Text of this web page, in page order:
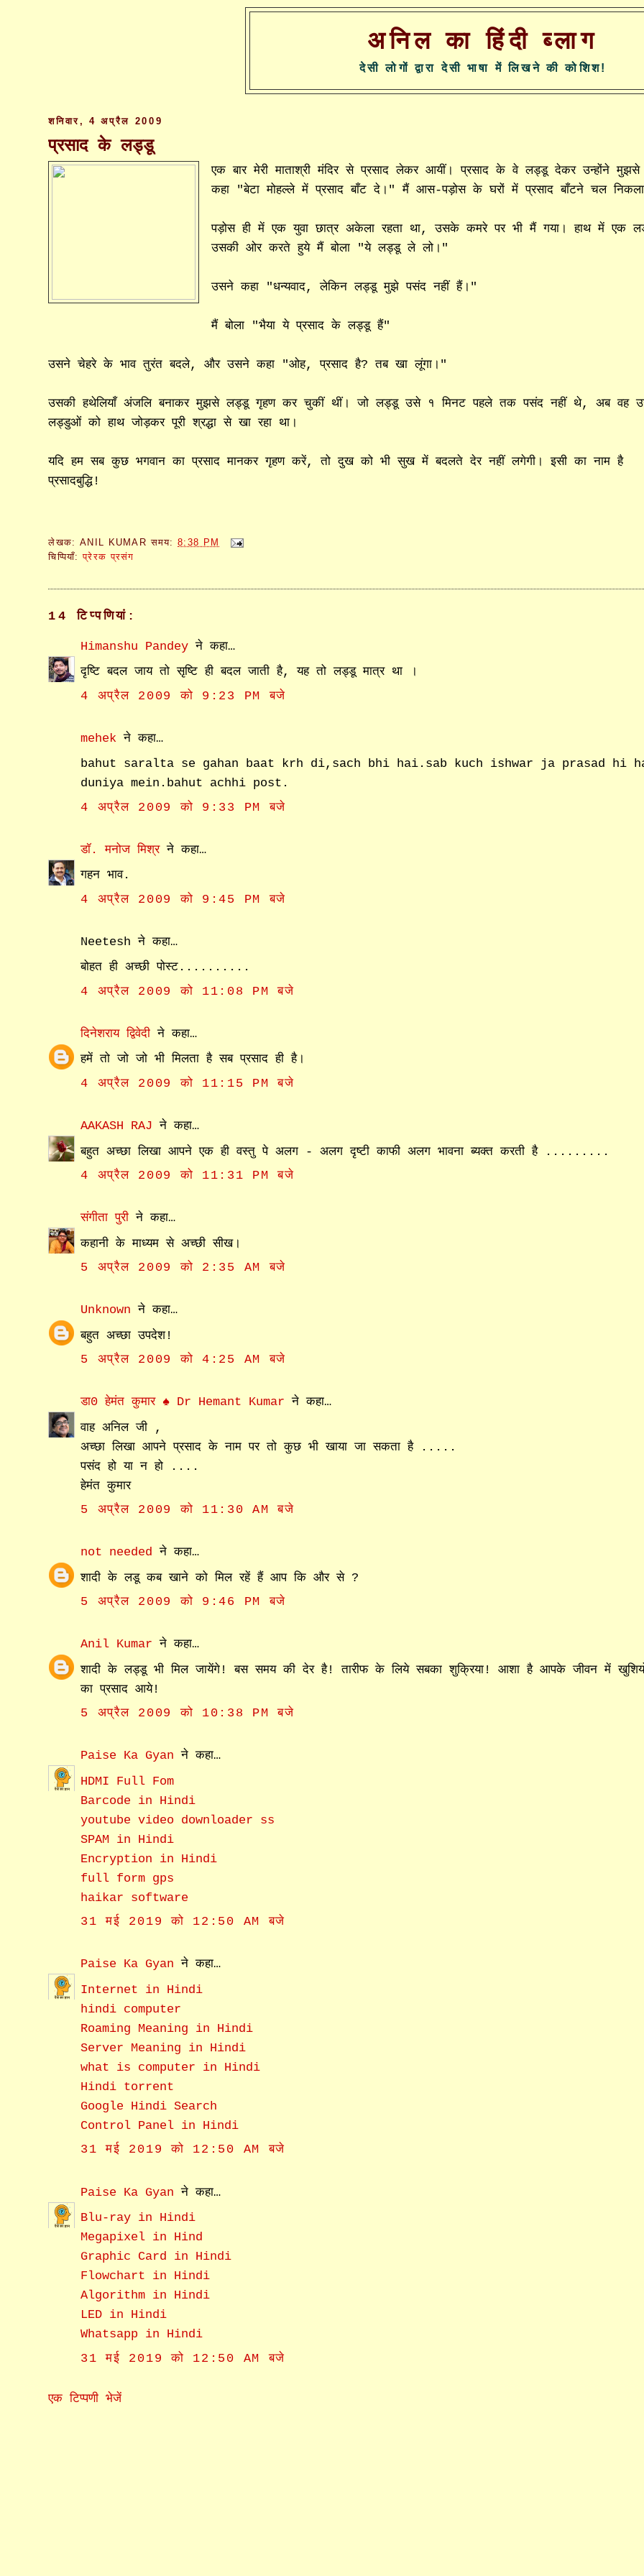
अनिल का हिंदी ब्लाग
देसी लोगों द्वारा देसी भाषा में लिखने की कोशिश!
शनिवार, 4 अप्रैल 2009
प्रसाद के लड्डू
एक बार मेरी माताश्री मंदिर से प्रसाद लेकर आयीं। प्रसाद के वे लड्डू देकर उन्होंने मुझसे
कहा "बेटा मोहल्ले में प्रसाद बाँट दे।" मैं आस-पड़ोस के घरों में प्रसाद बाँटने चल
पड़ोस ही में एक युवा छात्र अकेला रहता था, उसके कमरे पर भी मैं गया। हाथ में एक
उसकी ओर करते हुये मैं बोला "ये लड्डू ले लो।"
उसने कहा "धन्यवाद, लेकिन लड्डू मुझे पसंद नहीं हैं।"
मैं बोला "भैया ये प्रसाद के लड्डू हैं"
उसने चेहरे के भाव तुरंत बदले, और उसने कहा "ओह, प्रसाद है? तब खा लूंगा।"
उसकी हथेलियाँ अंजलि बनाकर मुझसे लड्डू गृहण कर चुकीं थीं। जो लड्डू उसे १ मिनट पहले तक पसंद नहीं थे, अब वह
लड्डुओं को हाथ जोड़कर पूरी श्रद्धा से खा रहा था।
यदि हम सब कुछ भगवान का प्रसाद मानकर गृहण करें, तो दुख को भी सुख में बदलते देर नहीं लगेगी। इसी का नाम है
प्रसादबुद्धि!
लेखक: ANIL KUMAR समय:8:38 PM
चिप्पियाँ:प्रेरक प्रसंग
14 टिप्‍पणियां:
Himanshu Pandey ने कहा…
दृष्टि बदल जाय तो सृष्टि ही बदल जाती है, यह तो लड्डू मात्र था ।
4 अप्रैल 2009 को 9:23 PM बजे
mehek ने कहा…
bahut saralta se gahan baat krh di,sach bhi hai.sab kuch ishwar ja prasad hi
duniya mein.bahut achhi post.
4 अप्रैल 2009 को 9:33 PM बजे
डॉ. मनोज मिश्रने कहा…
गहन भाव.
4 अप्रैल 2009 को 9:45 PM बजे
Neetesh ने कहा…
बोहत ही अच्छी पोस्ट..........
4 अप्रैल 2009 को 11:08 PM बजे
दिनेशराय द्विवेदी ने कहा…
हमें तो जो जो भी मिलता है सब प्रसाद ही है।
4 अप्रैल 2009 को 11:15 PM बजे
AAKASH RAJ ने कहा…
बहुत अच्छा लिखा आपने एक ही वस्तु पे अलग - अलग दृष्टी काफी अलग भावना ब्यक्त करती है .........
4 अप्रैल 2009 को 11:31 PM बजे
संगीता पुरीने कहा…
कहानी के माध्‍यम से अच्‍छी सीख।
5 अप्रैल 2009 को 2:35 AM बजे
Unknown ने कहा…
बहुत अच्छा उपदेश!
5 अप्रैल 2009 को 4:25 AM बजे
डा0 हेमंत कुमार ♠ Dr Hemant Kumar ने कहा…
वाह अनिल जी ,
अच्छा लिखा आपने प्रसाद के नाम पर तो कुछ भी खाया जा सकता है .....
पसंद हो या न हो ....
हेमंत कुमार
5 अप्रैल 2009 को 11:30 AM बजे
not needed ने कहा…
शादी के लडू कब खाने को मिल रहें हैं आप कि और से ?
5 अप्रैल 2009 को 9:46 PM बजे
Anil Kumar ने कहा…
शादी के लड्डू भी मिल जायेंगे! बस समय की देर है! तारीफ के लिये सबका शुक्रिया! आशा है आपके जीवन में
का प्रसाद आये!
5 अप्रैल 2009 को 10:38 PM बजे
Paise Ka Gyan ने कहा…
HDMI Full Fom
Barcode in Hindi
youtube video downloader ss
SPAM in Hindi
Encryption in Hindi
full form gps
haikar software
31 मई 2019 को 12:50 AM बजे
Paise Ka Gyan ने कहा…
Internet in Hindi
hindi computer
Roaming Meaning in Hindi
Server Meaning in Hindi
what is computer in Hindi
Hindi torrent
Google Hindi Search
Control Panel in Hindi
31 मई 2019 को 12:50 AM बजे
Paise Ka Gyan ने कहा…
Blu-ray in Hindi
Megapixel in Hind
Graphic Card in Hindi
Flowchart in Hindi
Algorithm in Hindi
LED in Hindi
Whatsapp in Hindi
31 मई 2019 को 12:50 AM बजे
एक टिप्पणी भेजें